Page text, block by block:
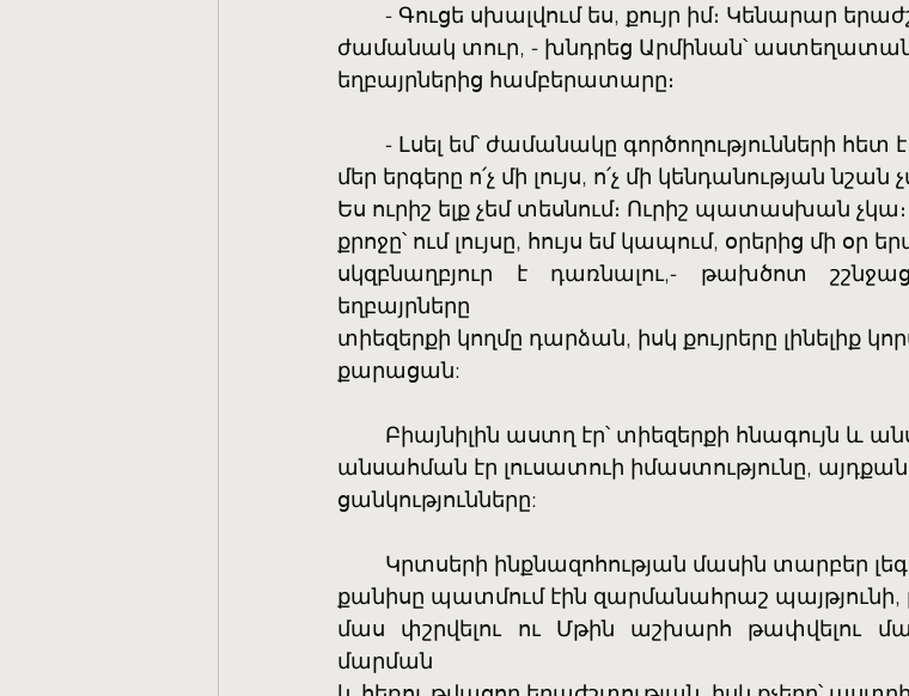
- Գուցե սխալվում ես, քույր իմ։ Կենարար
ժամանակ տուր, - խնդրեց Արմինան՝ աստեղատան
եղբայրներից համբերատարը։
- Լսել եմ՝ ժամանակը գործողությունների
մեր երգերը ո՛չ մի լույս, ո՛չ մի կենդանության
Ես ուրիշ ելք չեմ տեսնում։ Ուրիշ պատասխան
քրոջը՝ ում լույսը, հույս եմ կապում, օրերից մի օր
սկզբնաղբյուր է դառնալու,- թախծոտ
եղբայրները
տիեզերքի կողմը դարձան, իսկ քույրերը լինելիք
քարացան:
Բիայնիլին աստղ էր՝ տիեզերքի հնագույն և
անսահման էր լուսատուի իմաստությունը,
ցանկությունները:
Կրտսերի ինքնազոհության մասին տարբեր
քանիսը պատմում էին զարմանահրաշ պայթյունի,
մաս փշրվելու ու Մթին աշխարհ թափվելու
մարման